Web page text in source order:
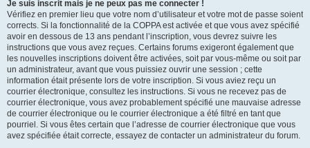
Je suis inscrit mais je ne peux pas me connecter !
Vérifiez en premier lieu que votre nom d’utilisateur et votre mot de passe soient
corrects. Si la fonctionnalité de la COPPA est activée et que vous avez spécifié
avoir en dessous de 13 ans pendant l’inscription, vous devrez suivre les
instructions que vous avez reçues. Certains forums exigeront également que
les nouvelles inscriptions doivent être activées, soit par vous-même ou soit par
un administrateur, avant que vous puissiez ouvrir une session ; cette
information était présente lors de votre inscription. Si vous aviez reçu un
courrier électronique, consultez les instructions. Si vous ne recevez pas de
courrier électronique, vous avez probablement spécifié une mauvaise adresse
de courrier électronique ou le courrier électronique a été filtré en tant que
pourriel. Si vous êtes certain que l’adresse de courrier électronique que vous
avez spécifiée était correcte, essayez de contacter un administrateur du forum.